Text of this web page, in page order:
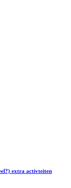
extra activteiten